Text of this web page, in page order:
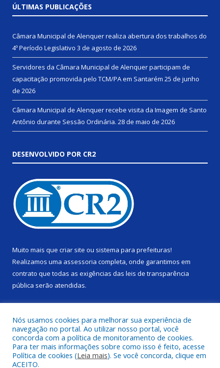
ÚLTIMAS PUBLICAÇÕES
Câmara Municipal de Alenquer realiza abertura dos trabalhos do
4º Período Legislativo 3 de agosto de 2026
Servidores da Câmara Municipal de Alenquer participam de
capacitação promovida pelo TCM/PA em Santarém 25 de junho
de 2026
Câmara Municipal de Alenquer recebe visita da Imagem de Santo
Antônio durante Sessão Ordinária. 28 de maio de 2026
DESENVOLVIDO POR CR2
Muito mais que criar site ou sistema para prefeituras!
Realizamos uma assessoria completa, onde garantimos em
contrato que todas as exigências das leis de transparência
pública serão atendidas.
Todos os direitos reservados a Câmara Municipal de Alenquer.
Nós usamos cookies para melhorar sua experiência de
navegação no portal. Ao utilizar nosso portal, você
concorda com a política de monitoramento de cookies.
Para ter mais informações sobre como isso é feito, acesse
Política de cookies (Leia mais). Se você concorda, clique em
ACEITO.